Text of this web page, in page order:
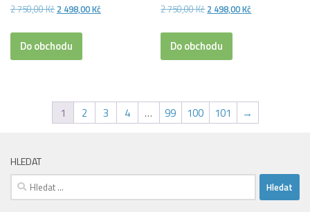
2 750,00Kč Původní
byla:
2
2 498,00KčAktuální
Do obchodu
2 750,00KčPůvodní
byla:
2
2 498,00KčAktuální
Do obchodu
1 2 3 4 … 99 100 101 →
HLEDAT
Vyhledávání